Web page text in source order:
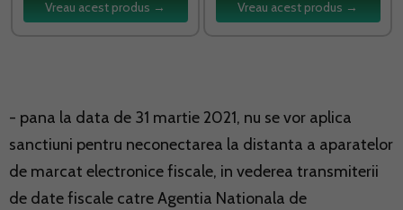
Vreau acest produs → Vreau acest produs →
- pana la data de 31 martie 2021, nu se vor aplica
sanctiuni pentru neconectarea la distanta a aparatelor
de marcat electronice fiscale, in vederea transmiterii
de date fiscale catre Agentia Nationala de